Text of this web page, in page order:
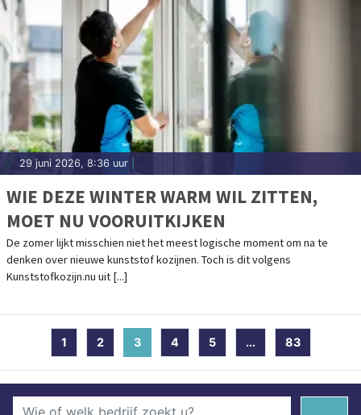
29 juni 2026, 8:36 uur
WIE DEZE WINTER WARM WIL ZITTEN,
MOET NU VOORUITKIJKEN
De zomer lijkt misschien niet het meest logische moment om na te
denken over nieuwe kunststof kozijnen. Toch is dit volgens
Kunststofkozijn.nu uit [...]
1 2 3(current)
4 5 ... 83